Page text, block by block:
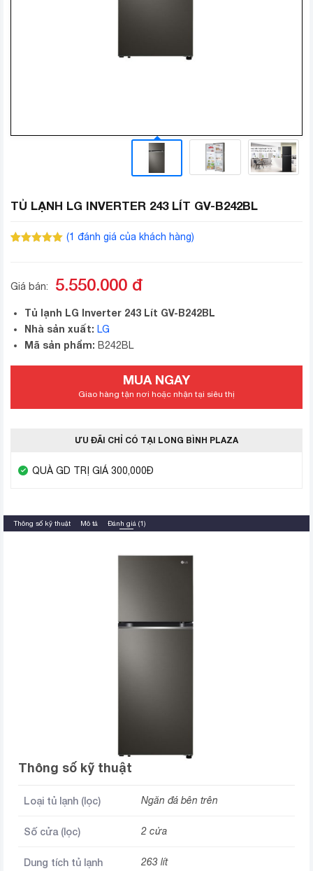
TỦ LẠNH LG INVERTER 243 LÍT GV-B242BL
(1 đánh giá của khách hàng)
Giá bán: 5.550.000 đ
Tủ lạnh LG Inverter 243 Lít GV-B242BL
Nhà sản xuất: LG
Mã sản phẩm: B242BL
MUA NGAY
Giao hàng tận nơi hoặc nhận tại siêu thị
ƯU ĐÃI CHỈ CÓ TẠI LONG BÌNH PLAZA
QUÀ GD TRỊ GIÁ 300,000Đ
Thông số kỹ thuật Mô tả Đánh giá (1)
Thông số kỹ thuật
Loại tủ lạnh (lọc) Ngăn đá bên trên
Số cửa (lọc) 2 cửa
Dung tích tủ lạnh 263 lít